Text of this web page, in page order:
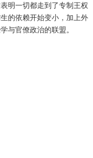
明一切都走到了专制王权
的依赖开始变小，加上外
与官僚政治的联盟。